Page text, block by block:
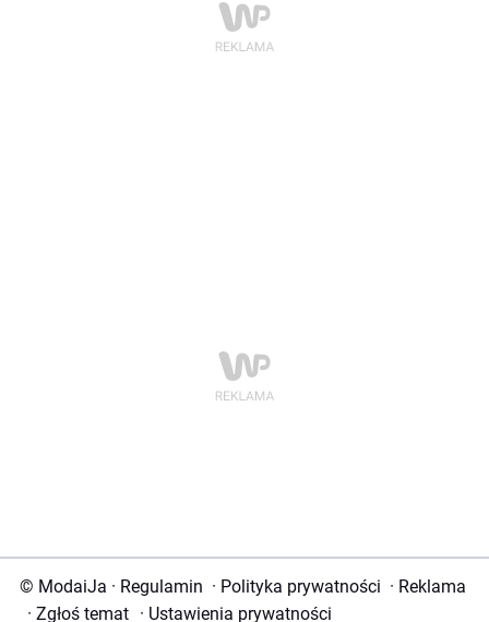
© ModaiJa · Regulamin · Polityka prywatności · Reklama
· Zgłoś temat · Ustawienia prywatności